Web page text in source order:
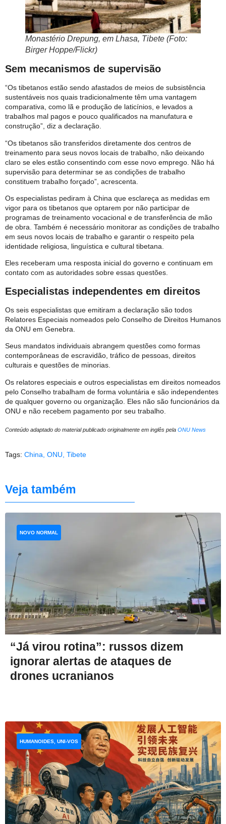
Monastério Drepung, em Lhasa, Tibete (Foto:
Birger Hoppe/Flickr)
Sem mecanismos de supervisão
“Os tibetanos estão sendo afastados de meios de subsistência
sustentáveis ​​nos quais tradicionalmente têm uma vantagem
comparativa, como lã e produção de laticínios, e levados a
trabalhos mal pagos e pouco qualificados na manufatura e
construção”, diz a declaração.
“Os tibetanos são transferidos diretamente dos centros de
treinamento para seus novos locais de trabalho, não deixando
claro se eles estão consentindo com esse novo emprego. Não há
supervisão para determinar se as condições de trabalho
constituem trabalho forçado”, acrescenta.
Os especialistas pediram à China que esclareça as medidas em
vigor para os tibetanos que optarem por não participar de
programas de treinamento vocacional e de transferência de mão
de obra. Também é necessário monitorar as condições de trabalho
em seus novos locais de trabalho e garantir o respeito pela
identidade religiosa, linguística e cultural tibetana.
Eles receberam uma resposta inicial do governo e continuam em
contato com as autoridades sobre essas questões.
Especialistas independentes em direitos
Os seis especialistas que emitiram a declaração são todos
Relatores Especiais nomeados pelo Conselho de Direitos Humanos
da ONU em Genebra.
Seus mandatos individuais abrangem questões como formas
contemporâneas de escravidão, tráfico de pessoas, direitos
culturais e questões de minorias.
Os relatores especiais e outros especialistas em direitos nomeados
pelo Conselho trabalham de forma voluntária e são independentes
de qualquer governo ou organização. Eles não são funcionários da
ONU e não recebem pagamento por seu trabalho.
Conteúdo adaptado do material publicado originalmente em inglês pela ONU News
Tags: China, ONU, Tibete
Veja também
“Já virou rotina”: russos dizem
ignorar alertas de ataques de
drones ucranianos
NOVO NORMAL
HUMANOIDES, UNI-VOS